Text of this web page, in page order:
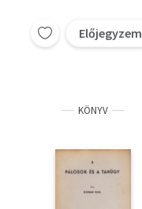
Előjegyzem
KÖNYV